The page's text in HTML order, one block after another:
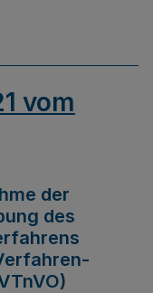
vom
der
des